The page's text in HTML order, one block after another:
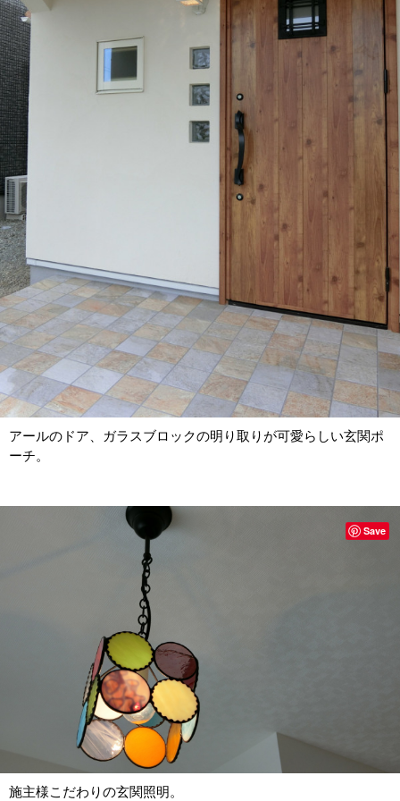
アールのドア、ガラスブロックの明り取りが可愛らしい玄関ポ
ーチ。
施主様こだわりの玄関照明。
Save